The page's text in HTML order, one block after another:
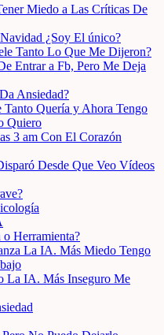
Miedo a Las Críticas De
¿Soy El único?
Tanto Lo Que Me Dijeron?
Entrar a Fb, Pero Me Deja
Ansiedad?
Quería y Ahora Tengo
Quiero
3 am Con El Corazón
Desde Que Veo Vídeos
Herramienta?
La IA. Más Miedo Tengo
La IA. Más Inseguro Me